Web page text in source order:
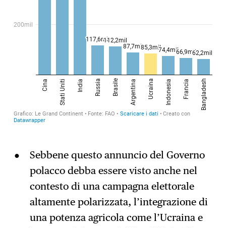
Sebbene questo annuncio del Governo
polacco debba essere visto anche nel
contesto di una campagna elettorale
altamente polarizzata, l’integrazione di
una potenza agricola come l’Ucraina e